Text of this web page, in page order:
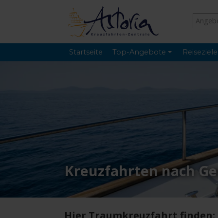
Startseite Top-Angebote Reiseziele
Kreuzfahrten nach